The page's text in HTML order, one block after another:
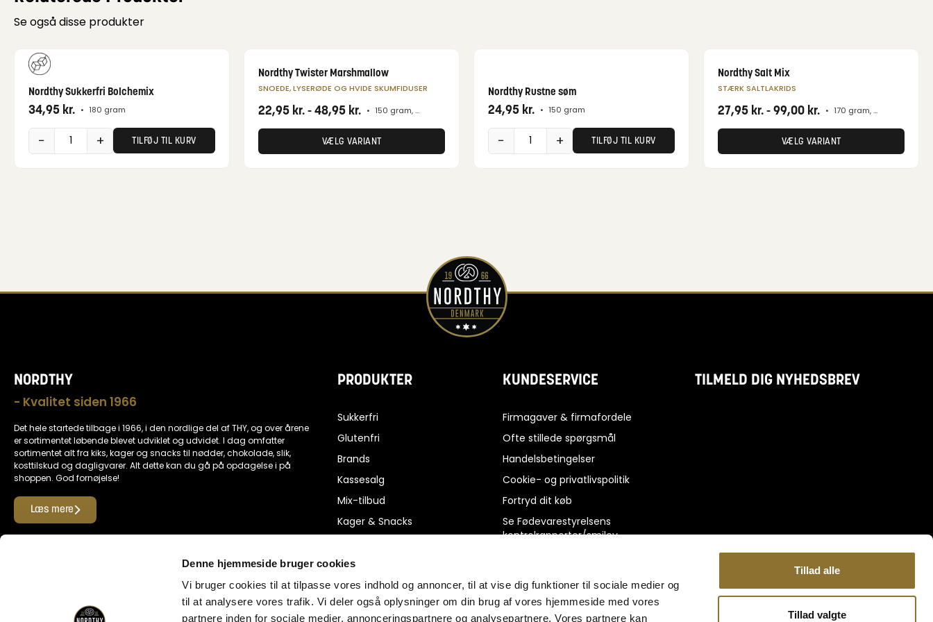
Denne hjemmeside bruger cookies
Vi bruger cookies til at tilpasse vores indhold og annoncer, til at vise dig funktioner til sociale medier og
til at analysere vores trafik. Vi deler også oplysninger om din brug af vores hjemmeside med vores
partnere inden for sociale medier, annonceringspartnere og analysepartnere. Vores partnere kan
Tillad alle
Tillad valgte
Se også disse produkter
Nordthy Sukkerfri Bolchemix
34,95 kr. • 180 gram
− + TILFØJ TIL KURV
Nordthy Twister Marshmallow
SNOEDE, LYSERØDE OG HVIDE SKUMFIDUSER
22,95 kr.-48,95 kr. • 150 gram, 400 gram
VÆLG VARIANT
Nordthy Rustne søm
24,95 kr. • 150 gram
− + TILFØJ TIL KURV
Nordthy Salt Mix
STÆRK SALTLAKRIDS
27,95 kr.-99,00 kr. • 170 gram, 800 gram
VÆLG VARIANT
NORDTHY
- Kvalitet siden 1966
Det hele startede tilbage i 1966, i den nordlige del af THY, og over årene
er sortimentet løbende blevet udviklet og udvidet. I dag omfatter
sortimentet alt fra kiks, kager og snacks til nødder, chokolade, slik,
kosttilskud og dagligvarer. Alt dette kan du gå på opdagelse i på
shoppen. God fornøjelse!
Læs mere
Her kan du betale med
PRODUKTER
Sukkerfri
Glutenfri
Brands
Kassesalg
Mix-tilbud
Kager & Snacks
Protein, Energi & Kosttilskud
Dagligvarer
Kiks & kager
KUNDESERVICE
Firmagaver & firmafordele
Ofte stillede spørgsmål
Handelsbetingelser
Cookie- og privatlivspolitik
Fortryd dit køb
Se Fødevarestyrelsens
kontrolrapporter/smiley-
Ris og ros
Kontakt os
TILMELD DIG NYHEDSBREV